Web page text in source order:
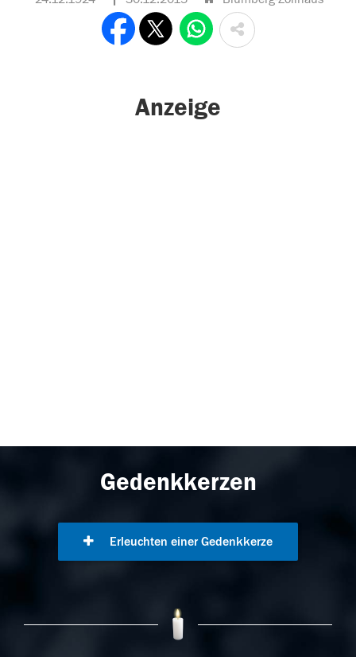
Anzeige
Gedenkkerzen
Erleuchten einer Gedenkkerze